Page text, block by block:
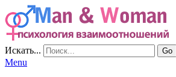
Искать... Go
Menu